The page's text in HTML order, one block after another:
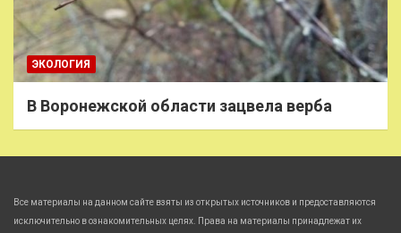
ЭКОЛОГИЯ
В Воронежской области зацвела верба
Все материалы на данном сайте взяты из открытых источников и предоставляются
исключительно в ознакомительных целях. Права на материалы принадлежат их